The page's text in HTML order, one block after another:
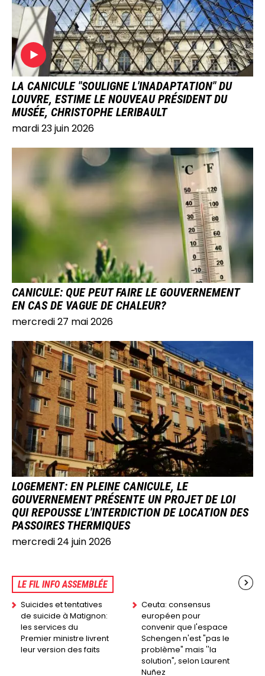
LA CANICULE "SOULIGNE L'INADAPTATION" DU
LOUVRE, ESTIME LE NOUVEAU PRÉSIDENT DU
MUSÉE, CHRISTOPHE LERIBAULT
mardi 23 juin 2026
CANICULE: QUE PEUT FAIRE LE GOUVERNEMENT
EN CAS DE VAGUE DE CHALEUR?
mercredi 27 mai 2026
IMAGE
LOGEMENT: EN PLEINE CANICULE, LE
GOUVERNEMENT PRÉSENTE UN PROJET DE LOI
QUI REPOUSSE L'INTERDICTION DE LOCATION DES
PASSOIRES THERMIQUES
mercredi 24 juin 2026
LE FIL INFO ASSEMBLÉE
Suicides et tentatives
de suicide à Matignon:
les services du
Premier ministre livrent
leur version des faits
Ceuta: consensus
européen pour
convenir que l'espace
Schengen n'est "pas le
problème" mais ''la
solution", selon Laurent
Nuñez